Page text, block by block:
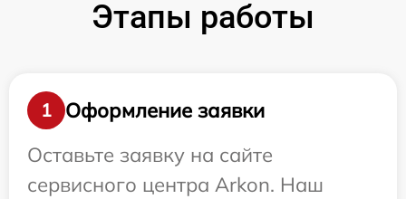
Этапы работы
1
Оформление заявки
Оставьте заявку на сайте
сервисного центра Arkon. Наш